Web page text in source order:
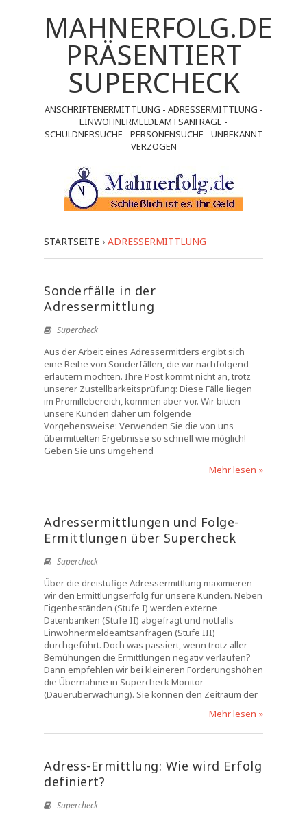
MAHNERFOLG.DE
PRÄSENTIERT
SUPERCHECK
ANSCHRIFTENERMITTLUNG - ADRESSERMITTLUNG -
EINWOHNERMELDEAMTSANFRAGE -
SCHULDNERSUCHE - PERSONENSUCHE - UNBEKANNT
VERZOGEN
STARTSEITE › ADRESSERMITTLUNG
Sonderfälle in der
Adressermittlung
Supercheck
Aus der Arbeit eines Adressermittlers ergibt sich
eine Reihe von Sonderfällen, die wir nachfolgend
erläutern möchten. Ihre Post kommt nicht an, trotz
unserer Zustellbarkeitsprüfung: Diese Fälle liegen
im Promillebereich, kommen aber vor. Wir bitten
unsere Kunden daher um folgende
Vorgehensweise: Verwenden Sie die von uns
übermittelten Ergebnisse so schnell wie möglich!
Geben Sie uns umgehend
Mehr lesen »
Adressermittlungen und Folge-
Ermittlungen über Supercheck
Supercheck
Über die dreistufige Adressermittlung maximieren
wir den Ermittlungserfolg für unsere Kunden. Neben
Eigenbeständen (Stufe I) werden externe
Datenbanken (Stufe II) abgefragt und notfalls
Einwohnermeldeamtsanfragen (Stufe III)
durchgeführt. Doch was passiert, wenn trotz aller
Bemühungen die Ermittlungen negativ verlaufen?
Dann empfehlen wir bei kleineren Forderungshöhen
die Übernahme in Supercheck Monitor
(Dauerüberwachung). Sie können den Zeitraum der
Mehr lesen »
Adress-Ermittlung: Wie wird Erfolg
definiert?
Supercheck